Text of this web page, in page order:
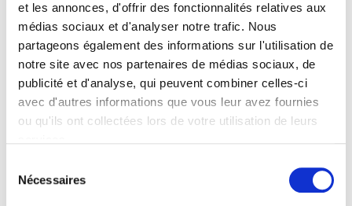
et les annonces, d'offrir des fonctionnalités relatives aux
médias sociaux et d'analyser notre trafic. Nous
partageons également des informations sur l'utilisation de
notre site avec nos partenaires de médias sociaux, de
publicité et d'analyse, qui peuvent combiner celles-ci
avec d'autres informations que vous leur avez fournies
ou qu'ils ont collectées lors de votre utilisation de leurs
Nécessaires
Spécifications
Formats
Presse
Sommaire
Spécifications